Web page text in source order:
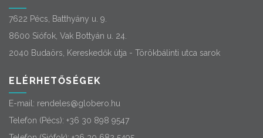
7622 Pécs, Batthyány u. 9.
8600 Siófok, Vak Bottyán u. 24.
2040 Budaörs, Kereskedők útja - Törökbálinti utca sarok
ELÉRHETŐSÉGEK
E-mail: rendeles@globero.hu
Telefon (Pécs): +36 30 898 9547